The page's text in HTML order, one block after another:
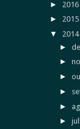
►
►
▼
►
►
►
►
►
►